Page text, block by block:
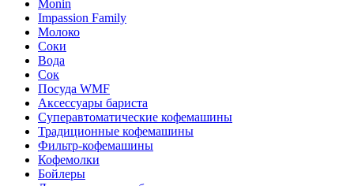
Monin
Impassion Family
Молоко
Соки
Вода
Сок
Посуда WMF
Аксессуары бариста
Суперавтоматические кофемашины
Традиционные кофемашины
Фильтр-кофемашины
Кофемолки
Бойлеры